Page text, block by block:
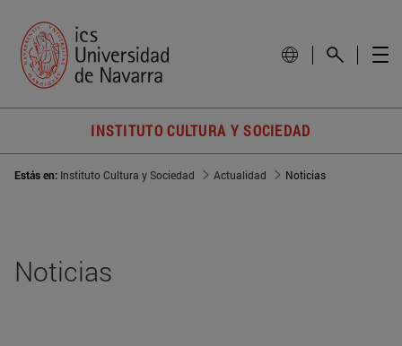
INSTITUTO CULTURA Y SOCIEDAD
Estás en: Instituto Cultura y Sociedad Actualidad Noticias
Noticias